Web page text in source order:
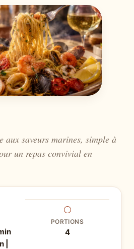
aux saveurs marines, simple à
un repas convivial en
|
⚪
PORTIONS
4